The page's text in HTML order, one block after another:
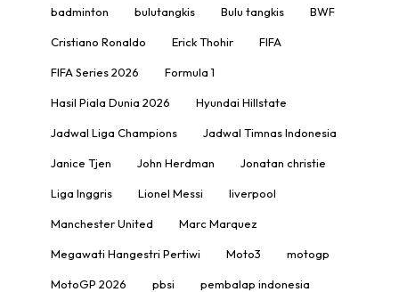
badminton bulutangkis Bulu tangkis BWF
Cristiano Ronaldo Erick Thohir FIFA
FIFA Series 2026 Formula 1
Hasil Piala Dunia 2026 Hyundai Hillstate
Jadwal Liga Champions Jadwal Timnas Indonesia
Janice Tjen John Herdman Jonatan christie
Liga Inggris Lionel Messi liverpool
Manchester United Marc Marquez
Megawati Hangestri Pertiwi Moto3 motogp
MotoGP 2026 pbsi pembalap indonesia